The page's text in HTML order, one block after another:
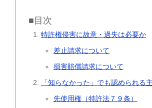
■目次
特許権侵害に故意・過失は必要か
差止請求について
損害賠償請求について
「知らなかった」でも認められる
先使用権（特許法７９条）